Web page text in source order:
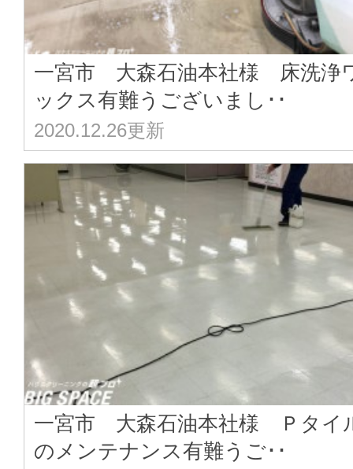
一宮市 大森石油本社様 床洗浄
ックス有難うございまし･･
2020.12.26更新
一宮市 大森石油本社様 Ｐタイ
のメンテナンス有難うご･･